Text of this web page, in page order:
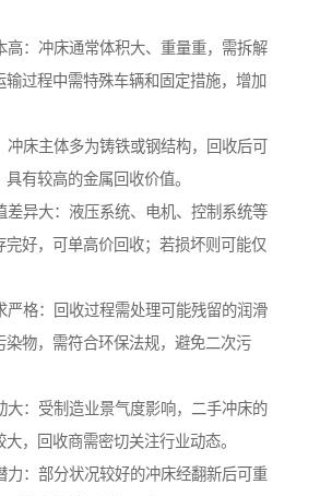
高：冲床通常体积大、重量重，需拆解
输过程中需特殊车辆和固定措施，增加
冲床主体多为铸铁或钢结构，回收后可
有较高的金属回收价值。
差异大：液压系统、电机、控制系统等
完好，可单高价回收；若损坏则可能仅
严格：回收过程需处理可能残留的润滑
染物，需符合环保法规，避免二次污
大：受制造业景气度影响，二手冲床的
，回收商需密切关注行业动态。
力：部分状况较好的冲床经翻新后可重